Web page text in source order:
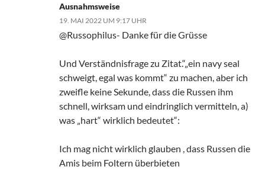
Ausnahmsweise
19. MAI 2022 UM 9:17 UHR
@Russophilus- Danke für die Grüsse
Und Verständnisfrage zu Zitat.“„ein navy seal
schweigt, egal was kommt“ zu machen, aber ich
zweifle keine Sekunde, dass die Russen ihm
schnell, wirksam und eindringlich vermitteln, a)
was „hart“ wirklich bedeutet“:
Ich mag nicht wirklich glauben , dass Russen die
Amis beim Foltern überbieten